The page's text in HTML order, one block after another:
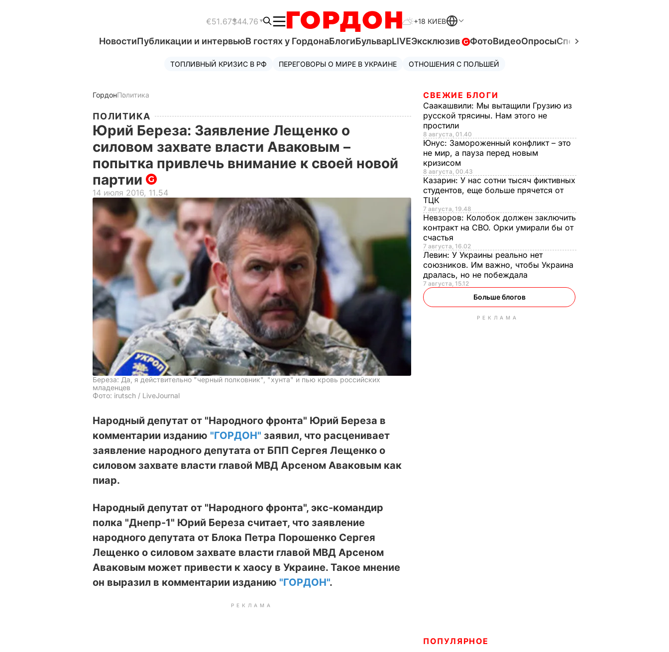
€51.67$44.76 +18 КИЕВ
НовостиПубликации и интервьюВ гостях у ГордонаБлогиБульварLIVEЭксклюзив ФотоВидеоОпросыСпецпроекты
ТОПЛИВНЫЙ КРИЗИС В РФ ПЕРЕГОВОРЫ О МИРЕ В УКРАИНЕ ОТНОШЕНИЯ С ПОЛЬШЕЙ
ГордонПолитика
ПОЛИТИКА
Юрий Береза: Заявление Лещенко о
силовом захвате власти Аваковым –
попытка привлечь внимание к своей новой
партии
14 июля 2016, 11.54
Береза: Да, я действительно "черный полковник", "хунта" и пью кровь российских
младенцев
Фото: irutsch / LiveJournal
Народный депутат от "Народного фронта" Юрий Береза в
комментарии изданию "ГОРДОН" заявил, что расценивает
заявление народного депутата от БПП Сергея Лещенко о
силовом захвате власти главой МВД Арсеном Аваковым как
пиар.
Народный депутат от "Народного фронта", экс-командир
полка "Днепр-1" Юрий Береза считает, что заявление
народного депутата от Блока Петра Порошенко Сергея
Лещенко о силовом захвате власти главой МВД Арсеном
Аваковым может привести к хаосу в Украине. Такое мнение
он выразил в комментарии изданию "ГОРДОН".
РЕКЛАМА
СВЕЖИЕ БЛОГИ
Саакашвили: Мы вытащили Грузию из
русской трясины. Нам этого не
простили
8 августа, 01.40
Юнус: Замороженный конфликт – это
не мир, а пауза перед новым
кризисом
8 августа, 00.43
Казарин: У нас сотни тысяч фиктивных
студентов, еще больше прячется от
ТЦК
7 августа, 19.48
Невзоров: Колобок должен заключить
контракт на СВО. Орки умирали бы от
счастья
7 августа, 16.02
Левин: У Украины реально нет
союзников. Им важно, чтобы Украина
дралась, но не побеждала
7 августа, 15.12
Больше блогов
РЕКЛАМА
ПОПУЛЯРНОЕ